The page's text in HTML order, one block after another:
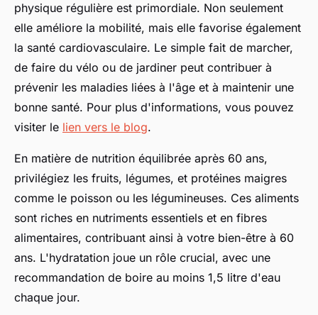
physique régulière est primordiale. Non seulement
elle améliore la mobilité, mais elle favorise également
la santé cardiovasculaire. Le simple fait de marcher,
de faire du vélo ou de jardiner peut contribuer à
prévenir les maladies liées à l'âge et à maintenir une
bonne santé. Pour plus d'informations, vous pouvez
visiter le lien vers le blog.
En matière de nutrition équilibrée après 60 ans,
privilégiez les fruits, légumes, et protéines maigres
comme le poisson ou les légumineuses. Ces aliments
sont riches en nutriments essentiels et en fibres
alimentaires, contribuant ainsi à votre bien-être à 60
ans. L'hydratation joue un rôle crucial, avec une
recommandation de boire au moins 1,5 litre d'eau
chaque jour.